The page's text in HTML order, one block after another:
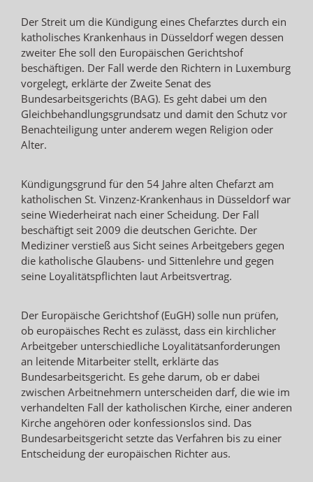
Der Streit um die Kündigung eines Chefarztes durch ein
katholisches Krankenhaus in Düsseldorf wegen dessen
zweiter Ehe soll den Europäischen Gerichtshof
beschäftigen. Der Fall werde den Richtern in Luxemburg
vorgelegt, erklärte der Zweite Senat des
Bundesarbeitsgerichts (BAG). Es geht dabei um den
Gleichbehandlungsgrundsatz und damit den Schutz vor
Benachteiligung unter anderem wegen Religion oder
Alter.
Kündigungsgrund für den 54 Jahre alten Chefarzt am
katholischen St. Vinzenz-Krankenhaus in Düsseldorf war
seine Wiederheirat nach einer Scheidung. Der Fall
beschäftigt seit 2009 die deutschen Gerichte. Der
Mediziner verstieß aus Sicht seines Arbeitgebers gegen
die katholische Glaubens- und Sittenlehre und gegen
seine Loyalitätspflichten laut Arbeitsvertrag.
Der Europäische Gerichtshof (EuGH) solle nun prüfen,
ob europäisches Recht es zulässt, dass ein kirchlicher
Arbeitgeber unterschiedliche Loyalitätsanforderungen
an leitende Mitarbeiter stellt, erklärte das
Bundesarbeitsgericht. Es gehe darum, ob er dabei
zwischen Arbeitnehmern unterscheiden darf, die wie im
verhandelten Fall der katholischen Kirche, einer anderen
Kirche angehören oder konfessionslos sind. Das
Bundesarbeitsgericht setzte das Verfahren bis zu einer
Entscheidung der europäischen Richter aus.